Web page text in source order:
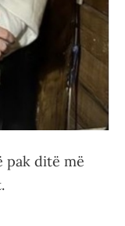
pak ditë më